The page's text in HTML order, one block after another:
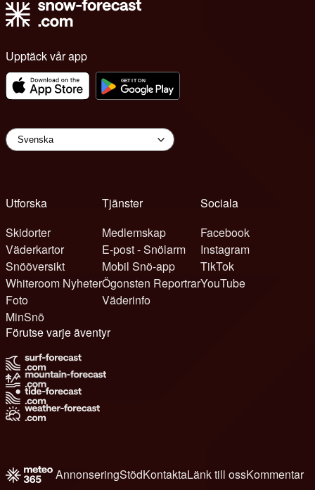
Upptäck vår app
Utforska
Skidorter
Väderkartor
Snööversikt
Whiteroom Nyheter
Foto
MinSnö
Tjänster
Medlemskap
E-post - Snölarm
Mobil Snö-app
Ögonsten Reportrar
Väderinfo
Sociala
Facebook
Instagram
TikTok
YouTube
Förutse varje äventyr
AnnonseringStödKontaktaLänk till ossKommentar